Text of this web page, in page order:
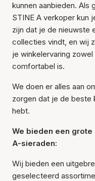
kunnen aanbieden. Als
STINE A verkoper kun
zijn dat je de nieuwste
collecties vindt, en wij
je winkelervaring
comfortabel is.
We doen er alles aan
zorgen dat je de beste
hebt.
We bieden een grote
A-sieraden:
Wij bieden een
geselecteerd